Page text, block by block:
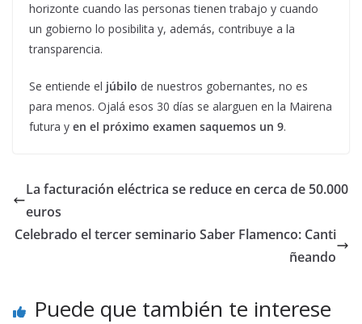
horizonte cuando las personas tienen trabajo y cuando
un gobierno lo posibilita y, además, contribuye a la
transparencia.
Se entiende el júbilo de nuestros gobernantes, no es
para menos. Ojalá esos 30 días se alarguen en la Mairena
futura y en el próximo examen saquemos un 9.
La facturación eléctrica se reduce en cerca de 50.000
euros
Celebrado el tercer seminario Saber Flamenco: Canti
ñeando
Puede que también te interese